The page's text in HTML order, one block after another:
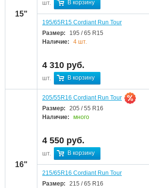
15"
шт. В корзину
195/65R15 Cordiant Run Tour
Размер:
195 / 65 R15
Наличие:
4 шт.
4 310 руб.
шт. В корзину
16"
205/55R16 Cordiant Run Tour
Размер:
205 / 55 R16
Наличие:
много
4 550 руб.
шт. В корзину
215/65R16 Cordiant Run Tour
Размер:
215 / 65 R16